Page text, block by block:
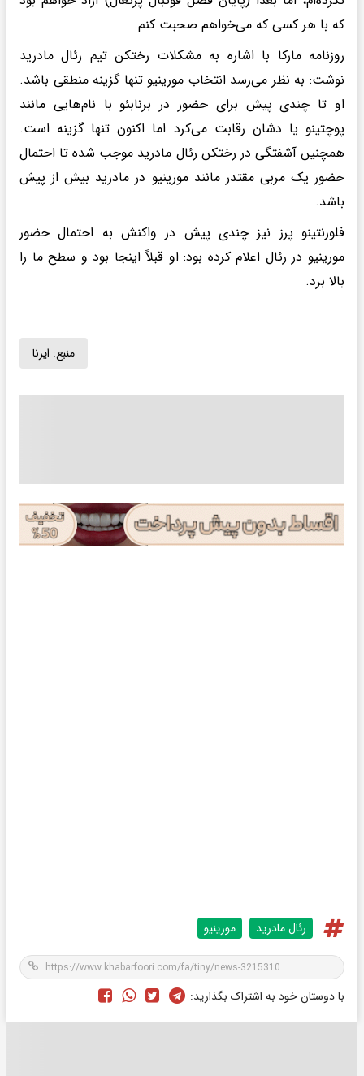
که با هر کسی که می‌خواهم صحبت کنم.
روزنامه مارکا با اشاره به مشکلات رختکن تیم رئال مادرید
نوشت: به نظر می‌رسد انتخاب مورینیو تنها گزینه منطقی باشد.
او تا چندی پیش برای حضور در برنابئو با نام‌هایی مانند
پوچتینو یا دشان رقابت می‌کرد اما اکنون تنها گزینه است.
همچنین آشفتگی در رختکن رئال مادرید موجب شده تا احتمال
حضور یک مربی مقتدر مانند مورینیو در مادرید بیش از پیش
باشد.
فلورنتینو پرز نیز چندی پیش در واکنش به احتمال حضور
مورینیو در رئال اعلام کرده بود: او قبلاً اینجا بود و سطح ما را
بالا برد.
منبع: ایرنا
رئال مادرید مورینیو
با دوستان خود به اشتراک بگذارید: